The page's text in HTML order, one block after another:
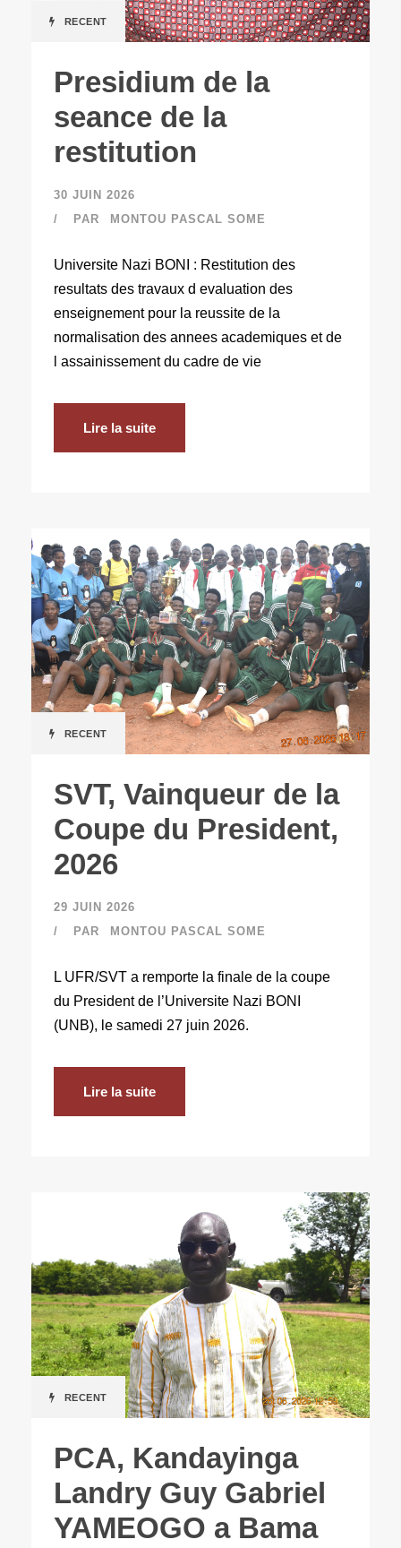
RECENT
Presidium de la
seance de la
restitution
30 JUIN 2026
PAR
MONTOU PASCAL SOME
Universite Nazi BONI : Restitution des
resultats des travaux d evaluation des
enseignement pour la reussite de la
normalisation des annees academiques et de
l assainissement du cadre de vie
Lire la suite
RECENT
SVT, Vainqueur de la
Coupe du President,
2026
29 JUIN 2026
PAR
MONTOU PASCAL SOME
L UFR/SVT a remporte la finale de la coupe
du President de l’Universite Nazi BONI
(UNB), le samedi 27 juin 2026.
Lire la suite
RECENT
PCA, Kandayinga
Landry Guy Gabriel
YAMEOGO a Bama